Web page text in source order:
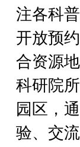
注各科
开放预
合资源
科研院
园区，
验、交